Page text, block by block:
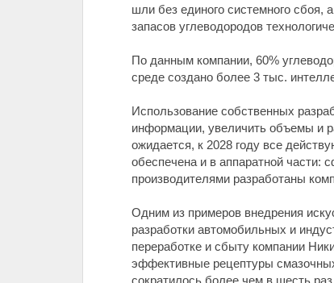
шли без единого системного сбоя,
запасов углеводородов
По данным компании, 60%
среде создано более 3 тыс.
Использование собственных
информации, увеличить объемы и
ожидается, к 2028 году все
обеспечена и в аппаратной
производителями разработаны
Одним из примеров внедрения
разработки автомобильных и
переработке и сбыту компании
эффективные рецептуры
сократилось более чем в шесть